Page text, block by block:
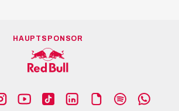
HAUPTSPONSOR